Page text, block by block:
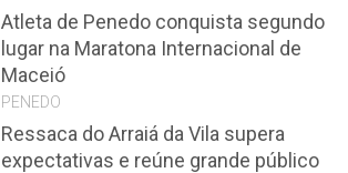
Atleta de Penedo conquista segundo
lugar na Maratona Internacional de
Maceió
PENEDO
Ressaca do Arraiá da Vila supera
expectativas e reúne grande público